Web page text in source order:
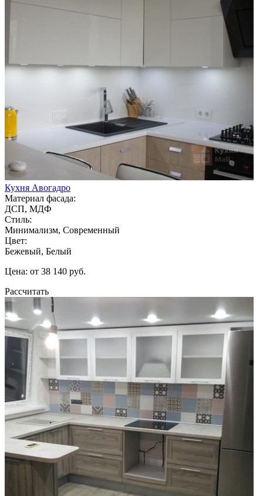
Кухня Авогадро
Материал фасада:
ДСП, МДФ
Стиль:
Минимализм, Современный
Цвет:
Бежевый, Белый
Цена: от 38 140 руб.
Рассчитать